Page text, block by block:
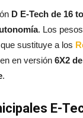
D E-Tech de 16
. Los
sustituye a los
en versión 6X2
.
E-